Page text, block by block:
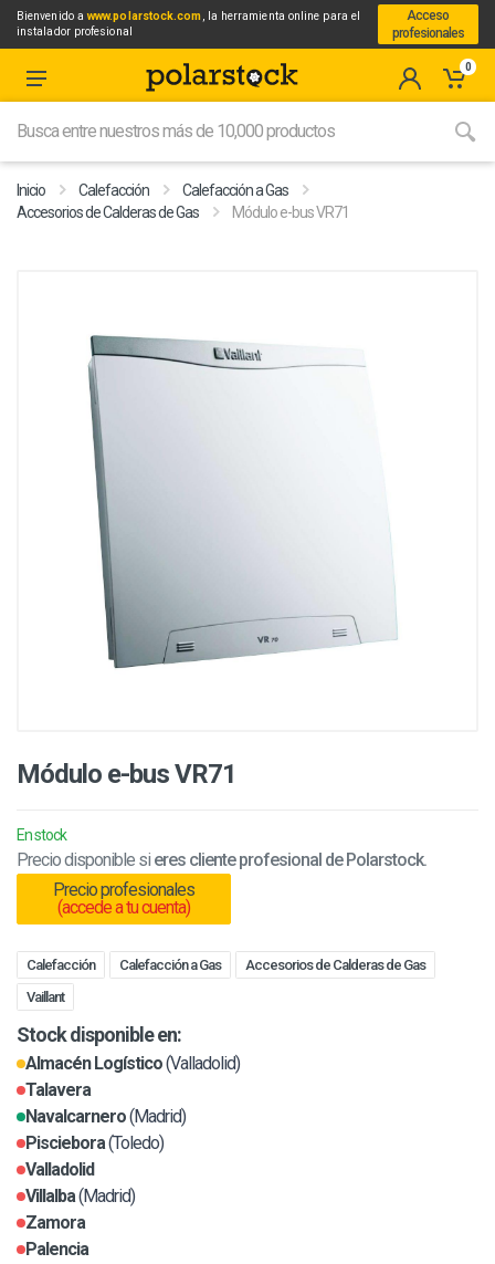
Bienvenido awww.polarstock.com, la herramienta online para el
instalador profesional
Acceso
profesionales
0
Inicio Calefacción
Calefacción a Gas
Accesorios de Calderas de Gas
Módulo e-bus VR71
Módulo e-bus VR71
En stock
Precio disponible si eres cliente profesional de Polarstock.
Precio profesionales
(accede a tu cuenta)
Calefacción Calefacción a Gas
Accesorios de Calderas de Gas
Vaillant
Stock disponible en:
Almacén Logístico(Valladolid)
Talavera
Navalcarnero(Madrid)
Pisciebora(Toledo)
Valladolid
Villalba(Madrid)
Zamora
Palencia